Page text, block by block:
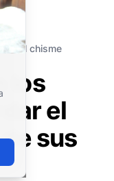
el chisme
los
el
sus